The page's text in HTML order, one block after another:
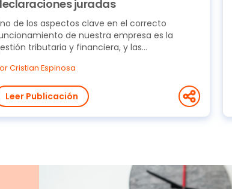
juradas
de los aspectos clave en el correcto
de nuestra empresa es la
tributaria y financiera, y las
Cristian Espinosa
Leer Publicación